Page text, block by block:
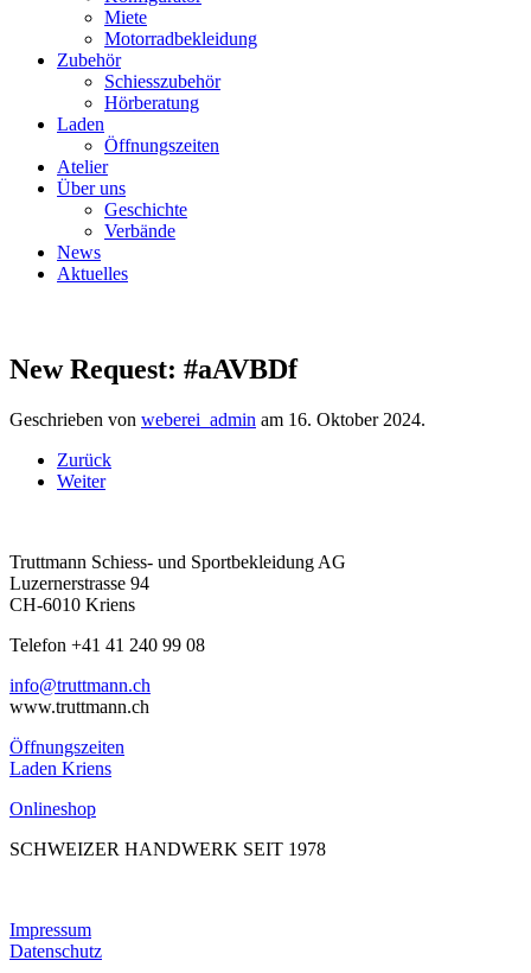
Miete
Motorradbekleidung
Zubehör
Schiesszubehör
Hörberatung
Laden
Öffnungszeiten
Atelier
Über uns
Geschichte
Verbände
News
Aktuelles
New Request: #aAVBDf
Geschrieben von weberei_admin am 16. Oktober 2024.
Zurück
Weiter
Truttmann Schiess- und Sportbekleidung AG
Luzernerstrasse 94
CH-6010 Kriens
Telefon +41 41 240 99 08
hc.nnamtturt@ofni
www.truttmann.ch
Öffnungszeiten
Laden Kriens
Onlineshop
SCHWEIZER HANDWERK SEIT 1978
Impressum
Datenschutz